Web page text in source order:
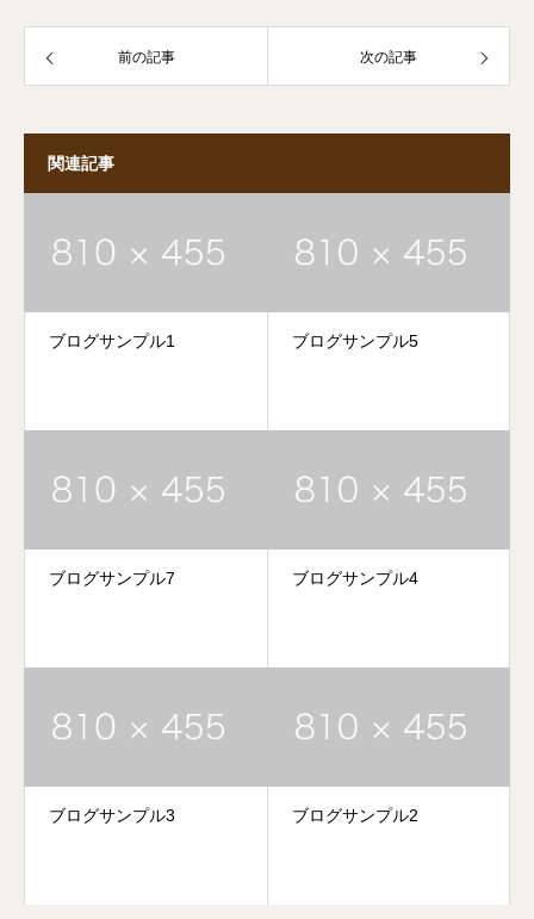
前の記事 次の記事
関連記事
ブログサンプル1 ブログサンプル5
ブログサンプル7 ブログサンプル4
ブログサンプル3 ブログサンプル2